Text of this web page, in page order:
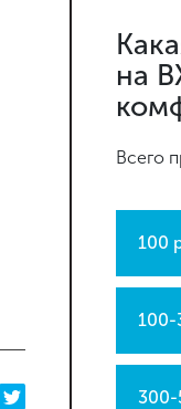
на
Всего
100
100-
300-